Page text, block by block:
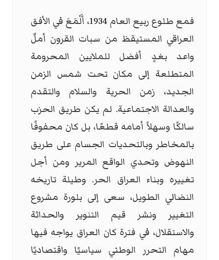
فمع طلوع ربيع العام 1934، أَلْمَعَ في الأفق
العراقي المستيقظ من سبات القرون أملٌ
واعد بغدٍ أفضل للملايين المحرومة
المتطلعة إلى مكان تحت شمس الزمن
الجديد، زمن الحرية والسلام والتقدم
والعدالة الاجتماعية. لم يكن طريق الحزب
سالكًا وسهلاً أمامه قطعًا، بل كان محفوفًا
بالمخاطر وبالتحديات الجسام على طريق
النهوض وتحدي الواقع المرير ومن أجل
تغييره وبناء العراق الحر. وطيلة تاريخه
النضالي الطويل، سعى إلى بلورة مشروع
التغيير ونشر قيم التنوير والحداثة
والاستقلال، في فترة كان العراق يواجه فيها
مهام التحرر الوطني سياسيًا واقتصاديًا